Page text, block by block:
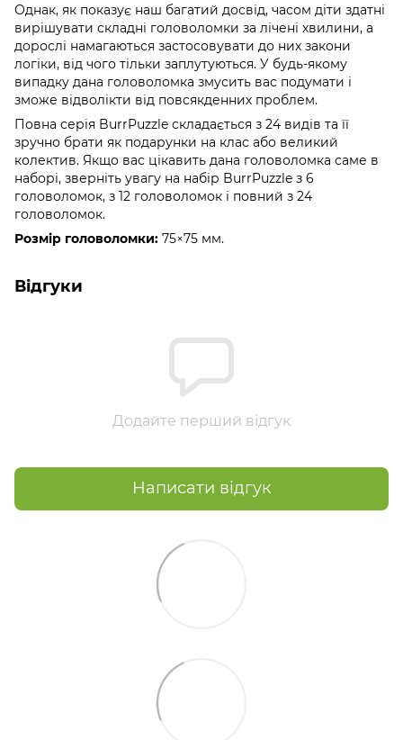
Однак, як показує наш багатий досвід, часом діти здатні
вирішувати складні головоломки за лічені хвилини, а
дорослі намагаються застосовувати до них закони
логіки, від чого тільки заплутуються. У будь-якому
випадку дана головоломка змусить вас подумати і
зможе відволікти від повсякденних проблем.
Повна серія BurrPuzzle складається з 24 видів та її
зручно брати як подарунки на клас або великий
колектив. Якщо вас цікавить дана головоломка саме в
наборі, зверніть увагу на набір BurrPuzzle з 6
головоломок, з 12 головоломок і повний з 24
головоломок.
Розмір головоломки: 75×75 мм.
Відгуки
Додайте перший відгук
Написати відгук